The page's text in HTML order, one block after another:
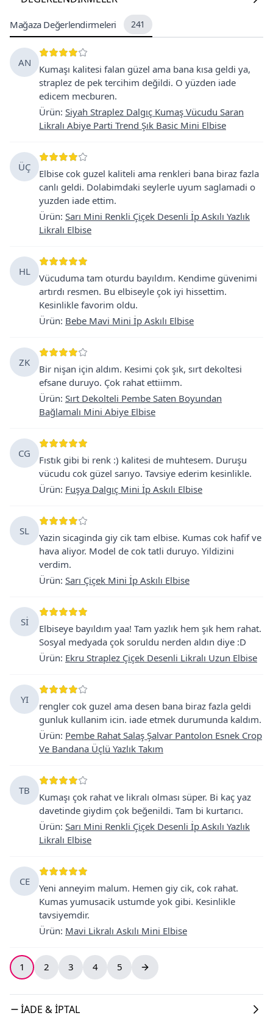
Mağaza Değerlendirmeleri 241
AN
Kumaşı kalitesi falan güzel ama bana kısa geldi ya,
straplez de pek tercihim değildi. O yüzden iade
edicem mecburen.
Ürün: Siyah Straplez Dalgıç Kumaş Vücudu Saran
Likralı Abiye Parti Trend Şık Basic Mini Elbise
ÜÇ
Elbise cok guzel kaliteli ama renkleri bana biraz fazla
canlı geldi. Dolabimdaki seylerle uyum saglamadi o
yuzden iade ettim.
Ürün: Sarı Mini Renkli Çiçek Desenli İp Askılı Yazlık
Likralı Elbise
HL
Vücuduma tam oturdu bayıldım. Kendime güvenimi
artırdı resmen. Bu elbiseyle çok iyi hissettim.
Kesinlikle favorim oldu.
Ürün: Bebe Mavi Mini İp Askılı Elbise
ZK
Bir nişan için aldım. Kesimi çok şık, sırt dekoltesi
efsane duruyo. Çok rahat ettiimm.
Ürün: Sırt Dekolteli Pembe Saten Boyundan
Bağlamalı Mini Abiye Elbise
CG
Fıstık gibi bi renk :) kalitesi de muhtesem. Duruşu
vücudu cok güzel sarıyo. Tavsiye ederim kesinlikle.
Ürün: Fuşya Dalgıç Mini İp Askılı Elbise
SL
Yazin sicaginda giy cik tam elbise. Kumas cok hafif ve
hava aliyor. Model de cok tatli duruyo. Yildizini
verdim.
Ürün: Sarı Çiçek Mini İp Askılı Elbise
Sİ
Elbiseye bayıldım yaa! Tam yazlık hem şık hem rahat.
Sosyal medyada çok soruldu nerden aldın diye :D
Ürün: Ekru Straplez Çiçek Desenli Likralı Uzun Elbise
YI
rengler cok guzel ama desen bana biraz fazla geldi
gunluk kullanim icin. iade etmek durumunda kaldım.
Ürün: Pembe Rahat Salaş Şalvar Pantolon Esnek Crop
Ve Bandana Üçlü Yazlık Takım
TB
Kumaşı çok rahat ve likralı olması süper. Bi kaç yaz
davetinde giydim çok beğenildi. Tam bi kurtarıcı.
Ürün: Sarı Mini Renkli Çiçek Desenli İp Askılı Yazlık
Likralı Elbise
CE
Yeni anneyim malum. Hemen giy cik, cok rahat.
Kumas yumusacik ustumde yok gibi. Kesinlikle
tavsiyemdir.
Ürün: Mavi Likralı Askılı Mini Elbise
1 2 3 4 5
İADE & İPTAL